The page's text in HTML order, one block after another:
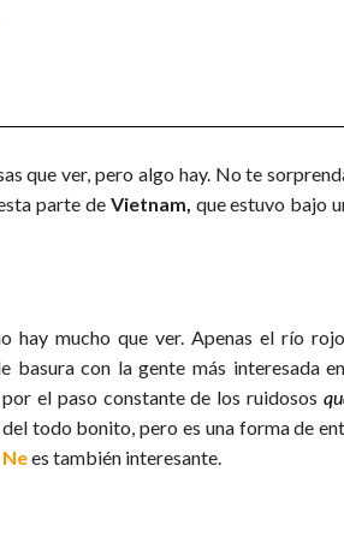
que ver, pero algo hay. No te
parte de Vietnam, que estuvo bajo
mucho que ver. Apenas el río
basura con la gente más interesada
el paso constante de los ruidosos
todo bonito, pero es una forma de
Nees también interesante.